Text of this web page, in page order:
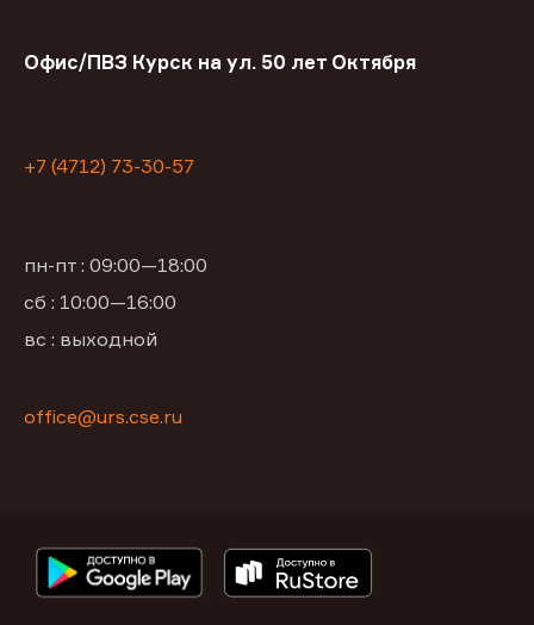
Офис/ПВЗ Курск на ул. 50 лет Октября
+7 (4712) 73-30-57
пн-пт : 09:00—18:00
сб : 10:00—16:00
вс : выходной
office@urs.cse.ru